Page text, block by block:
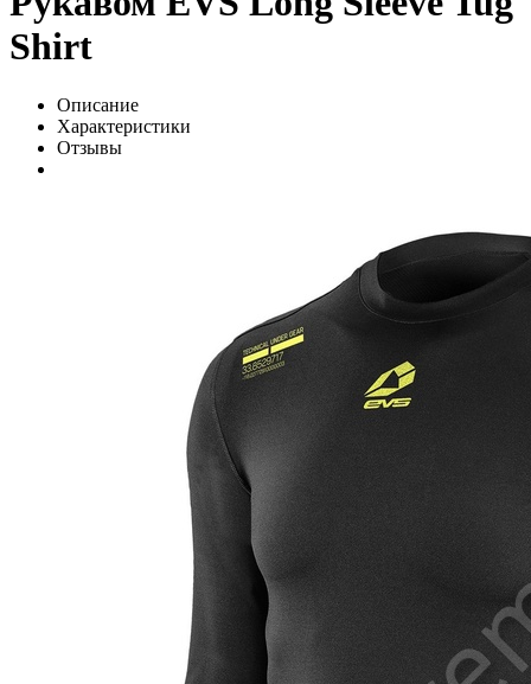
Shirt
Описание
Характеристики
Отзывы